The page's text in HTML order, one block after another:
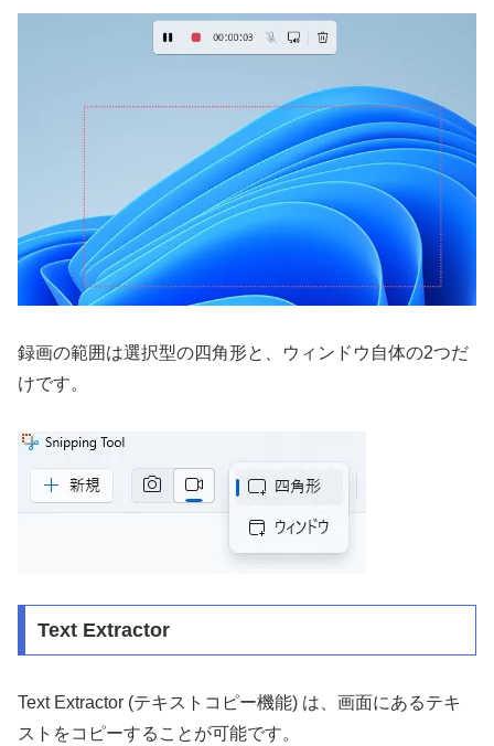
録画の範囲は選択型の四角形と、ウィンドウ自体の2つだ
けです。
Text Extractor
Text Extractor (テキストコピー機能) は、画面にあるテキ
ストをコピーすることが可能です。